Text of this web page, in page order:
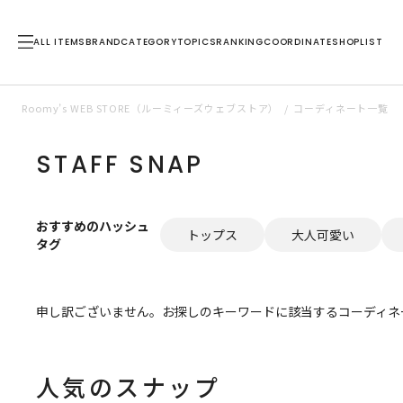
ALL ITEMSBRANDCATEGORYTOPICSRANKINGCOORDINATESHOPLIST
Roomy’s WEB STORE（ルーミィーズウェブストア） コーディネート一覧
STAFF SNAP
おすすめのハッシュ
タグ
トップス 大人可愛い
申し訳ございません。お探しのキーワードに該当するコーディ
人気のスナップ